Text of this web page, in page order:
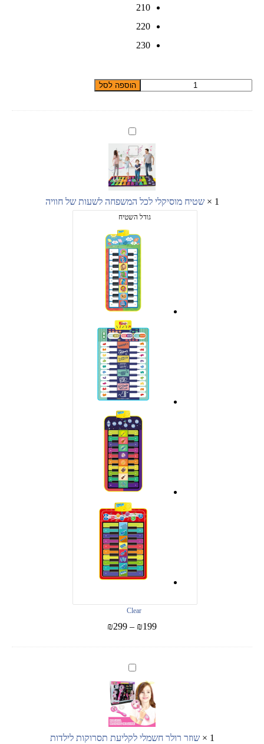
210
220
230
של
הוספה לסל
שטיח
לכל
המשפחה
לשעות
של
1
×שטיח מוסיקלי לכל המשפחה לשעות של חוויה
גודל השטיח
Clear
₪199
–
₪299
שוזר
חשמלי
לקליעת
תסרוקות
לילדות
1
×שוזר רולר חשמלי לקליעת תסרוקות לילדות